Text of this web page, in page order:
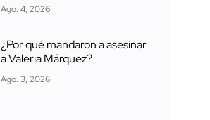
Ago. 4, 2026
¿Por qué mandaron a asesinar
a Valeria Márquez?
Ago. 3, 2026